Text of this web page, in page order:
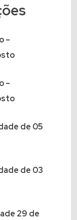
–
–
de 05
de 03
29 de